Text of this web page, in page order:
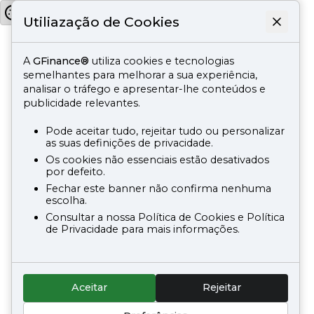
Utiliazação de Cookies
AGFinance® utiliza cookies e tecnologias
semelhantes para melhorar a sua experiência,
analisar o tráfego e apresentar-lhe conteúdos e
publicidade relevantes.
Pode aceitar tudo, rejeitar tudo ou personalizar
as suas definições de privacidade.
Os cookies não essenciais estão desativados
por defeito.
Fechar este banner não confirma nenhuma
escolha.
Consultar a nossa Política de Cookies e Política
de Privacidade para mais informações.
Aceitar Rejeitar